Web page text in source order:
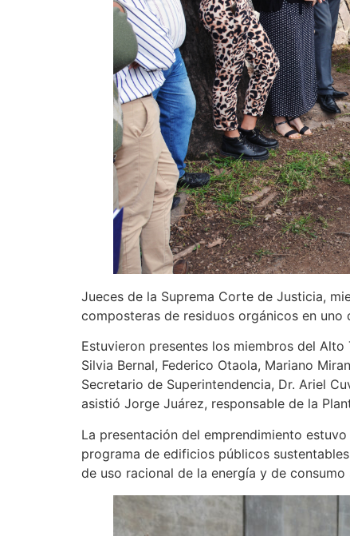
Jueces de la Suprema Corte de Justicia,
composteras de residuos orgánicos en
Estuvieron presentes los miembros del
Silvia Bernal, Federico Otaola, Mariano
Secretario de Superintendencia, Dr. Ariel
asistió Jorge Juárez, responsable de la
La presentación del emprendimiento
programa de edificios públicos
de uso racional de la energía y de consumo